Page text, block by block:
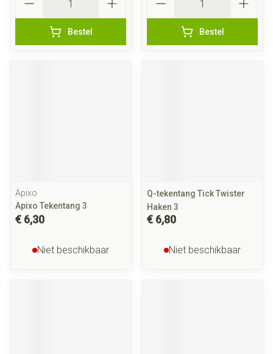
Bestel Bestel
Apixo
Apixo Tekentang 3
€ 6,30
Niet beschikbaar
Q-tekentang Tick Twister
Haken 3
€ 6,80
Niet beschikbaar